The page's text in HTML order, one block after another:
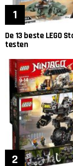
De 13 beste LEGO
testen